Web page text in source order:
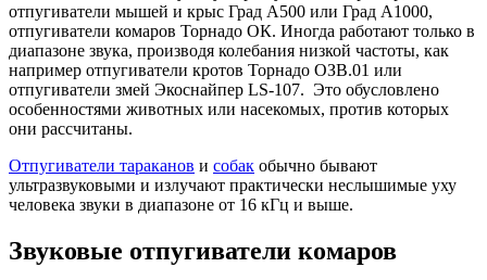
отпугиватели мышей и крыс Град А500 или Град А1000,
отпугиватели комаров Торнадо ОК. Иногда работают только в
диапазоне звука, производя колебания низкой частоты, как
например отпугиватели кротов Торнадо ОЗВ.01 или
отпугиватели змей Экоснайпер LS-107. Это обусловлено
особенностями животных или насекомых, против которых
они рассчитаны.
Отпугиватели тараканов и собак обычно бывают
ультразвуковыми и излучают практически неслышимые уху
человека звуки в диапазоне от 16 кГц и выше.
Звуковые отпугиватели комаров